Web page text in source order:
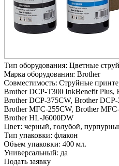
Тип оборудования: Цветные
Марка оборудования: Brother
Совместимость: Струйные
Brother DCP-T300 InkBenefit Plus,
Brother DCP-375CW, Brother DCP-
Brother MFC-255CW, Brother
Brother HL-J6000DW
Цвет: черный, голубой,
Тип упаковки: флакон
Объем упаковки: 400 мл.
Универсальный: да
Подать заявку